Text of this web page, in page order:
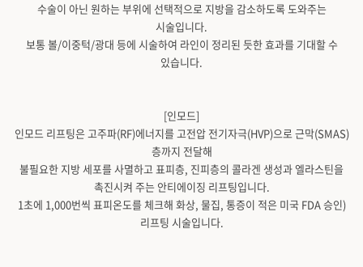
수술이 아닌 원하는 부위에 선택적으로 지방을 감소하도록 도와주는
시술입니다.
보통 볼/이중턱/광대 등에 시술하여 라인이 정리된 듯한 효과를 기대할 수
있습니다.
[인모드]
인모드 리프팅은 고주파(RF)에너지를 고전압 전기자극(HVP)으로 근막(SMAS)
층까지 전달해
불필요한 지방 세포를 사멸하고 표피층, 진피층의 콜라겐 생성과 엘라스틴을
촉진시켜 주는 안티에이징 리프팅입니다.
1초에 1,000번씩 표피온도를 체크해 화상, 물집, 통증이 적은 미국 FDA 승인)
리프팅 시술입니다.